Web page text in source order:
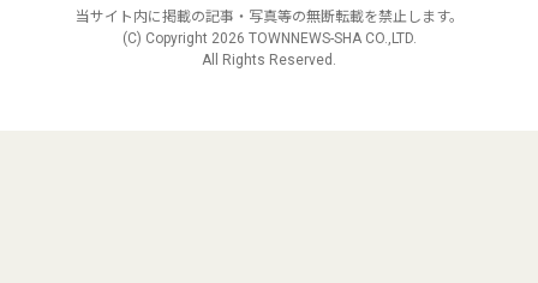
当サイト内に掲載の記事・写真等の無断転載を禁止します。
(C) Copyright 2026 TOWNNEWS-SHA CO.,LTD.
All Rights Reserved.